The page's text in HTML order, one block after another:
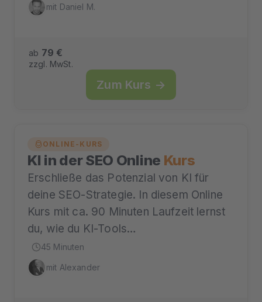
mit Daniel M.
ab 79 €
zzgl. MwSt.
Zum Kurs →
ONLINE-KURS
KI in der SEO Online Kurs
Erschließe das Potenzial von KI für
deine SEO-Strategie. In diesem Online
Kurs mit ca. 90 Minuten Laufzeit lernst
du, wie du KI-Tools…
45 Minuten
mit Alexander